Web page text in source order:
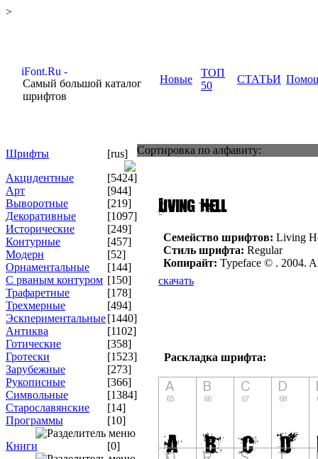
>
Самый большой каталог
шрифтов
Новые
ТОП
50
СТАТЬИ
Шрифты
[rus]
Акцидентные
[5424]
Арт
[944]
Выворотные
[219]
Декоративные
[1097]
Исторические
[249]
Контурные
[457]
Модерн
[52]
Орнаментальные
[144]
С рваным контуром [150]
Трафаретные
[178]
Трехмерные
[494]
Эскпериментальные[1440]
Антиква
[1102]
Готические
[358]
Гротески
[1523]
Зарубежные
[273]
Рукописные
[366]
Символьные
[1384]
Старославянские
[14]
Программы
[10]
Книги [0]
Сортировка по алфавиту:
Семейство шрифтов: Living
Стиль шрифта: Regular
Копирайт: Typeface © . 2004.
скачать
Раскладка шрифта: